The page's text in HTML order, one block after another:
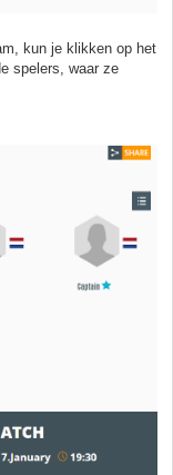
kun je klikken op het
spelers, waar ze